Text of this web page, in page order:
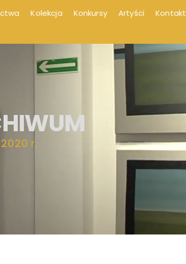
Kolekcja Konkursy Artyści Kontakt
2020 r.